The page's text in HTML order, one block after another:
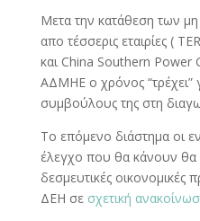
Μετα την κατάθεση των
απο τέσσερις εταιρίες (
και China Southern Power
ΑΔΜΗΕ ο χρόνος “τρέχει”
συμβούλους της στη
Το επόμενο διάστημα οι
έλεγχο που θα κάνουν
δεσμευτικές
ΔΕΗ σεσχετική